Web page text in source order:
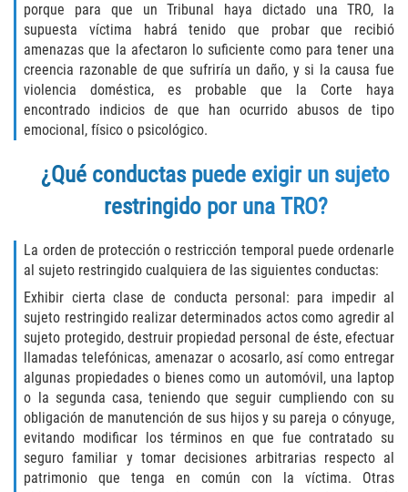
DUI Causando Lesiones
DUI con Pasajeros Menores de 14
Años
DUI en Menores de Edad
Segunda Ofensa de DUI
Tercera Ofensa de DUI
Leyes de DUI en el Estado de
California
Violencia Doméstica
Abuso de Ancianos y Adultos
Dependientes
Acecho
Amenazas Criminales
porque para que un Tribunal haya dictado una TRO, la
supuesta víctima habrá tenido que probar que recibió
amenazas que la afectaron lo suficiente como para tener una
creencia razonable de que sufriría un daño, y si la causa fue
violencia doméstica, es probable que la Corte haya
encontrado indicios de que han ocurrido abusos de tipo
emocional, físico o psicológico.
¿Qué conductas puede exigir un sujeto
restringido por una TRO?
La orden de protección o restricción temporal puede ordenarle
al sujeto restringido cualquiera de las siguientes conductas:
Exhibir cierta clase de conducta personal: para impedir al
sujeto restringido realizar determinados actos como agredir al
sujeto protegido, destruir propiedad personal de éste, efectuar
llamadas telefónicas, amenazar o acosarlo, así como entregar
algunas propiedades o bienes como un automóvil, una laptop
o la segunda casa, teniendo que seguir cumpliendo con su
obligación de manutención de sus hijos y su pareja o cónyuge,
evitando modificar los términos en que fue contratado su
seguro familiar y tomar decisiones arbitrarias respecto al
patrimonio que tenga en común con la víctima. Otras